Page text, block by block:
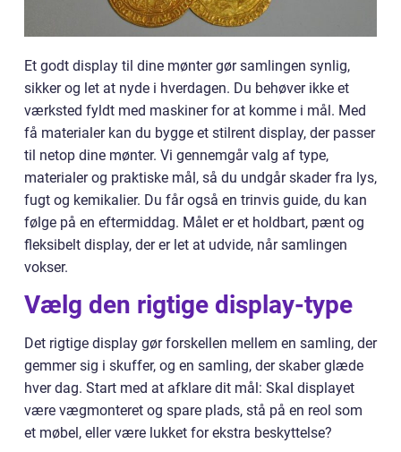
Et godt display til dine mønter gør samlingen synlig,
sikker og let at nyde i hverdagen. Du behøver ikke et
værksted fyldt med maskiner for at komme i mål. Med
få materialer kan du bygge et stilrent display, der passer
til netop dine mønter. Vi gennemgår valg af type,
materialer og praktiske mål, så du undgår skader fra lys,
fugt og kemikalier. Du får også en trinvis guide, du kan
følge på en eftermiddag. Målet er et holdbart, pænt og
fleksibelt display, der er let at udvide, når samlingen
vokser.
Vælg den rigtige display-type
Det rigtige display gør forskellen mellem en samling, der
gemmer sig i skuffer, og en samling, der skaber glæde
hver dag. Start med at afklare dit mål: Skal displayet
være vægmonteret og spare plads, stå på en reol som
et møbel, eller være lukket for ekstra beskyttelse?